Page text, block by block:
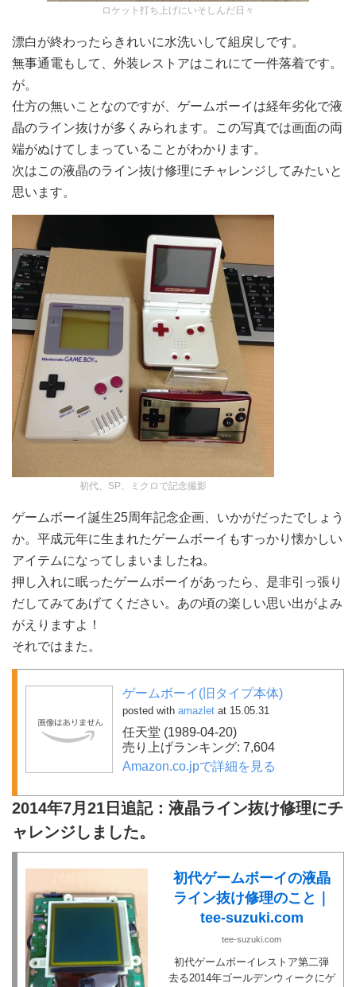
ロケット打ち上げにいそしんだ日々
漂白が終わったらきれいに水洗いして組戻しです。
無事通電もして、外装レストアはこれにて一件落着です。
が。
仕方の無いことなのですが、ゲームボーイは経年劣化で液
晶のライン抜けが多くみられます。この写真では画面の両
端がぬけてしまっていることがわかります。
次はこの液晶のライン抜け修理にチャレンジしてみたいと
思います。
初代、SP、ミクロで記念撮影
ゲームボーイ誕生25周年記念企画、いかがだったでしょう
か。平成元年に生まれたゲームボーイもすっかり懐かしい
アイテムになってしまいましたね。
押し入れに眠ったゲームボーイがあったら、是非引っ張り
だしてみてあげてください。あの頃の楽しい思い出がよみ
がえりますよ！
それではまた。
ゲームボーイ(旧タイプ本体)
posted with amazlet at 15.05.31
任天堂 (1989-04-20)
売り上げランキング: 7,604
Amazon.co.jpで詳細を見る
2014年7月21日追記：液晶ライン抜け修理にチ
ャレンジしました。
初代ゲームボーイの液晶
ライン抜け修理のこと｜
tee-suzuki.com
tee-suzuki.com
初代ゲームボーイレストア第二弾
去る2014年ゴールデンウィークにゲ